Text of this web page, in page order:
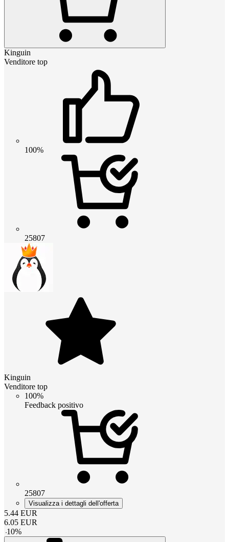
Kinguin
Venditore top
100%
25807
Kinguin
Venditore top
100%
Feedback positivo
25807
Visualizza i dettagli dell'offerta
5.44 EUR
6.05 EUR
-10%